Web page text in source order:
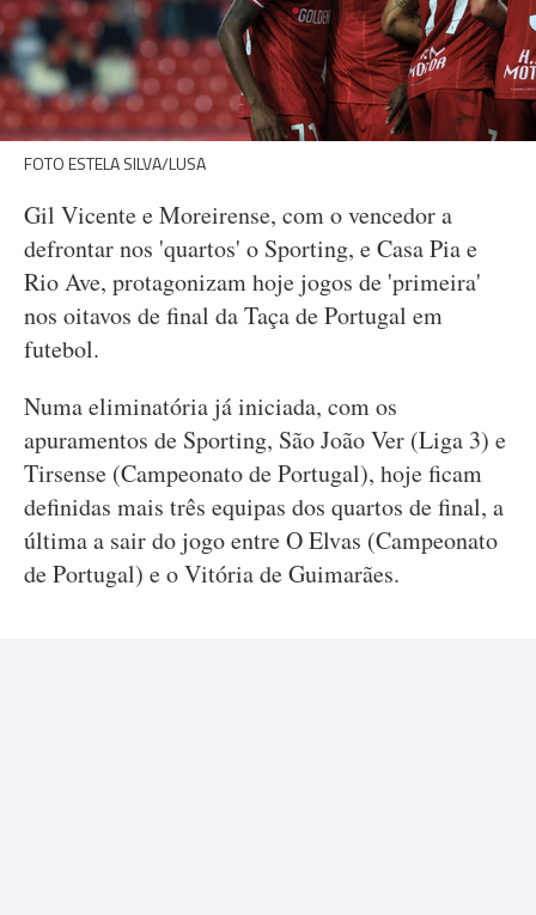
FOTO ESTELA SILVA/LUSA
Gil Vicente e Moreirense, com o vencedor a
defrontar nos 'quartos' o Sporting, e Casa Pia e
Rio Ave, protagonizam hoje jogos de 'primeira'
nos oitavos de final da Taça de Portugal em
futebol.
Numa eliminatória já iniciada, com os
apuramentos de Sporting, São João Ver (Liga 3) e
Tirsense (Campeonato de Portugal), hoje ficam
definidas mais três equipas dos quartos de final, a
última a sair do jogo entre O Elvas (Campeonato
de Portugal) e o Vitória de Guimarães.